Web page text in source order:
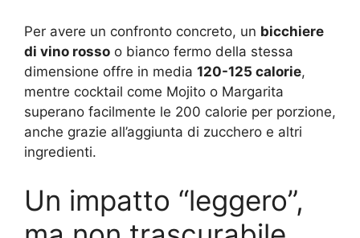
Per avere un confronto concreto, un bicchiere
di vino rosso o bianco fermo della stessa
dimensione offre in media 120-125 calorie,
mentre cocktail come Mojito o Margarita
superano facilmente le 200 calorie per porzione,
anche grazie all’aggiunta di zucchero e altri
ingredienti.
Un impatto “leggero”,